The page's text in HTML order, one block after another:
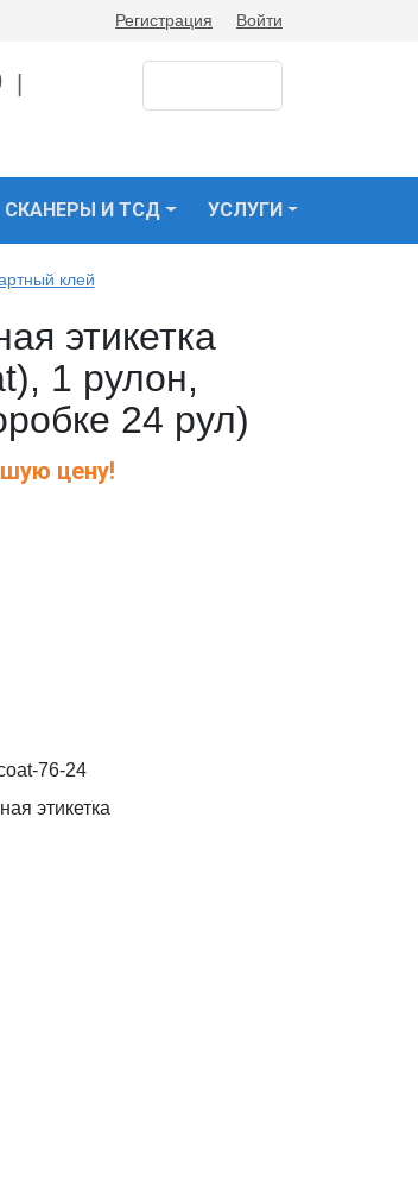
Регистрация Войти
СКАНЕРЫ И ТСД УСЛУГИ
клей
этикетка
1 рулон,
24 рул)
цену!
76-24
этикетка